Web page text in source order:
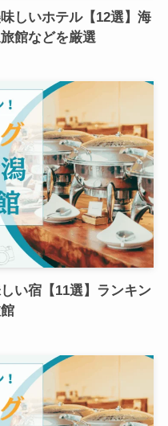
しいホテル【12選】海
館などを厳選
い宿【11選】ランキン